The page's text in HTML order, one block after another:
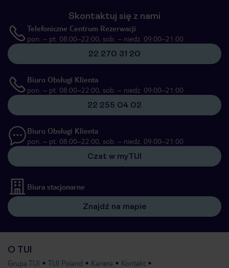
Skontaktuj się z nami
Telefoniczne Centrum Rezerwacji
pon. – pt. 08:00–22:00, sob. – niedz. 09:00–21:00
22 270 31 20
Biuro Obsługi Klienta
pon. – pt. 08:00–22:00, sob. – niedz. 09:00–21:00
22 255 04 02
Biuro Obsługi Klienta
pon. – pt. 08:00–22:00, sob. – niedz. 09:00–21:00
Czat w myTUI
Biura stacjonarne
Znajdź na mapie
O TUI
Grupa TUI TUI Poland Kariera
Kontakt